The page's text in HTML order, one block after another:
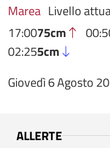
Marea Livello
17:0075cm
02:255cm
Giovedì 6 Agosto
ALLERTE